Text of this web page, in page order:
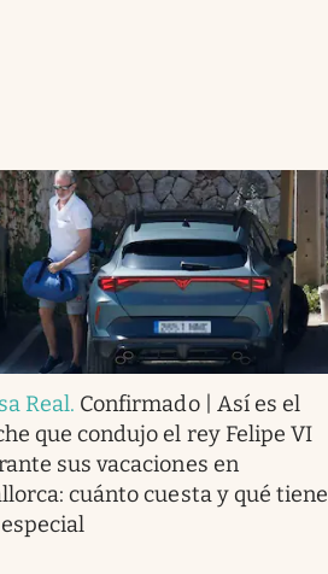
Real. Confirmado | Así es el
que condujo el rey Felipe VI
sus vacaciones en
cuánto cuesta y qué tiene